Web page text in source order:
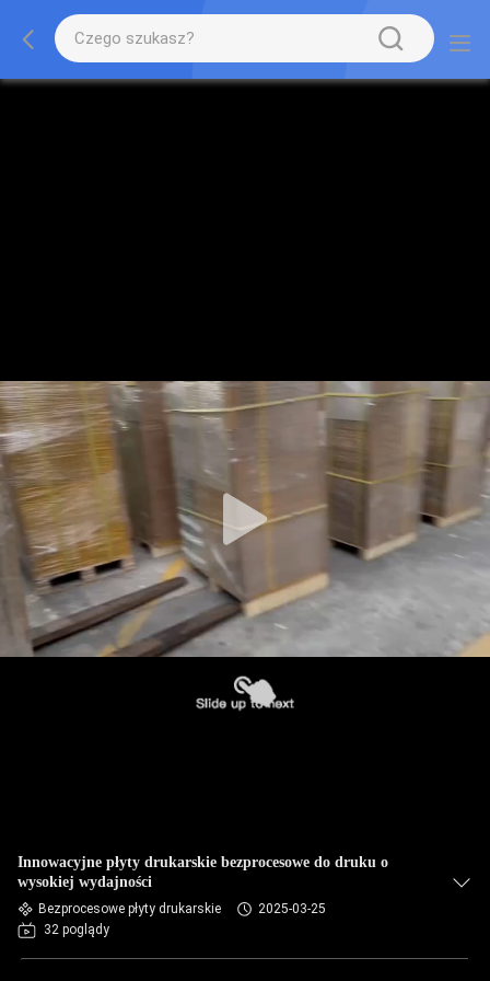
Innowacyjne płyty drukarskie bezprocesowe do druku o
wysokiej wydajności
Bezprocesowe płyty drukarskie
2025-03-25
32 poglądy